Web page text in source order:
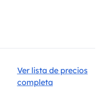
Ver lista de precios
completa